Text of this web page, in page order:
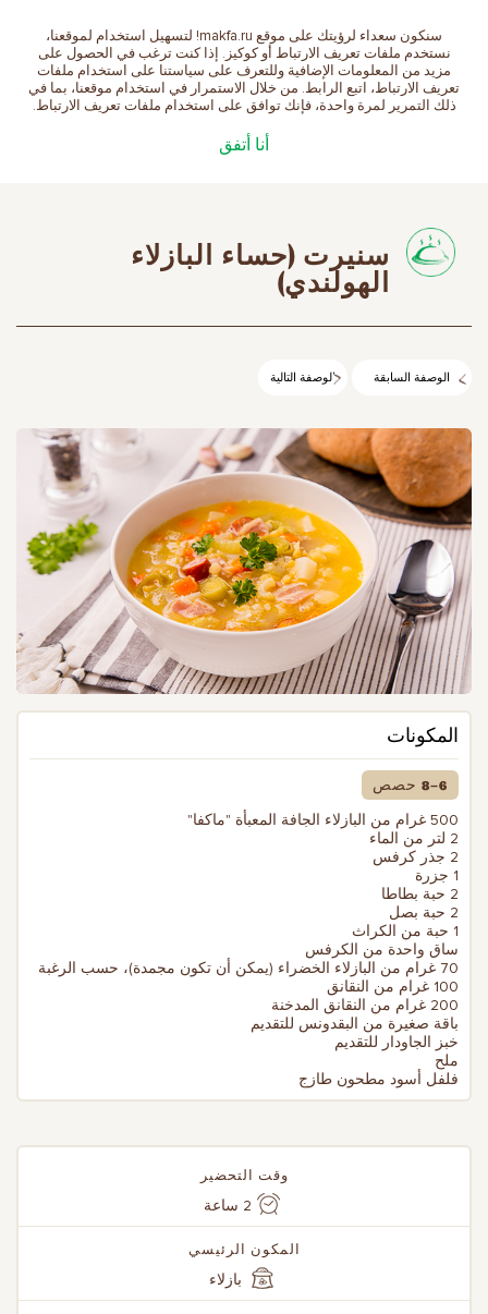
سنكون سعداء لرؤيتك على موقع makfa.ru! لتسهيل استخدام لموقعنا،
نستخدم ملفات تعريف الارتباط أو كوكيز. إذا كنت ترغب في الحصول على
مزيد من المعلومات الإضافية وللتعرف على سياستنا على استخدام ملفات
تعريف الارتباط، اتبع الرابط. من خلال الاستمرار في استخدام موقعنا، بما في
ذلك التمرير لمرة واحدة، فإنك توافق على استخدام ملفات تعريف الارتباط.
أنا أتفق
العربية
الوصفات
سنيرت (حساء البازلاء
الهولندي)
الوصفة السابقة الوصفة التالية
المكونات
6–8 حصص
500 غرام من البازلاء الجافة المعبأة "ماكفا"
2 لتر من الماء
2 جذر كرفس
1 جزرة
2 حبة بطاطا
2 حبة بصل
1 حبة من الكراث
ساق واحدة من الكرفس
70 غرام من البازلاء الخضراء (يمكن أن تكون مجمدة)، حسب الرغبة
100 غرام من النقانق
200 غرام من النقانق المدخنة
باقة صغيرة من البقدونس للتقديم
خبز الجاودار للتقديم
ملح
فلفل أسود مطحون طازج
وقت التحضير
2 ساعة
المكون الرئيسي
بازلاء